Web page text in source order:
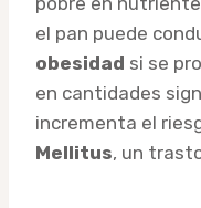
el pan puede
obesidad si se
en cantidades
incrementa el
Mellitus, un